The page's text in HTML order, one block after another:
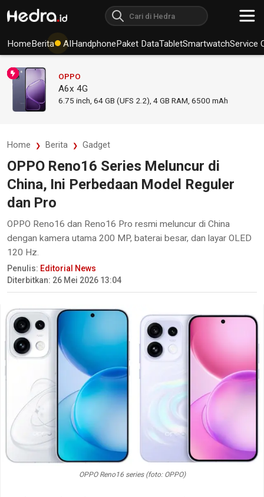
HomeBerita AIHandphonePaket DataTabletSmartwatchService
OPPO
A6x 4G
6.75 inch, 64 GB (UFS 2.2), 4 GB RAM 6500 mAh
Home Berita Gadget
OPPO Reno16 Series Meluncur di
China, Ini Perbedaan Model Reguler
dan Pro
OPPO Reno16 dan Reno16 Pro resmi meluncur di China
dengan kamera utama 200 MP, baterai besar, dan layar OLED
120 Hz.
Penulis: Editorial News
Diterbitkan: 26 Mei 2026 13:04
OPPO Reno16 series (foto: OPPO)